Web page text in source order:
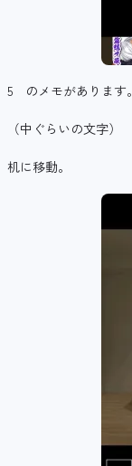
5 のメモがあります。
（中ぐらいの文字）
机に移動。